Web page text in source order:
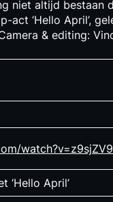
niet altijd bestaan
act ‘Hello April’,
& editing:
‘Hello April’